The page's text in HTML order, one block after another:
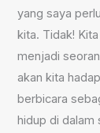
yang saya
kita. Tidak!
menjadi
akan kita
berbicara
hidup di dalam